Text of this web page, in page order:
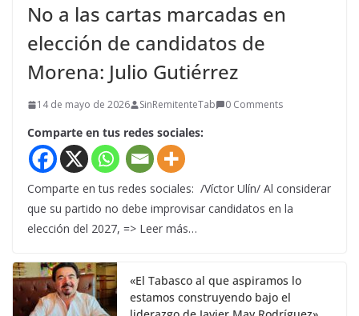
No a las cartas marcadas en
elección de candidatos de
Morena: Julio Gutiérrez
14 de mayo de 2026 SinRemitenteTab 0 Comments
Comparte en tus redes sociales:
Comparte en tus redes sociales: /Víctor Ulín/ Al considerar
que su partido no debe improvisar candidatos en la
elección del 2027, => Leer más…
«El Tabasco al que aspiramos lo
estamos construyendo bajo el